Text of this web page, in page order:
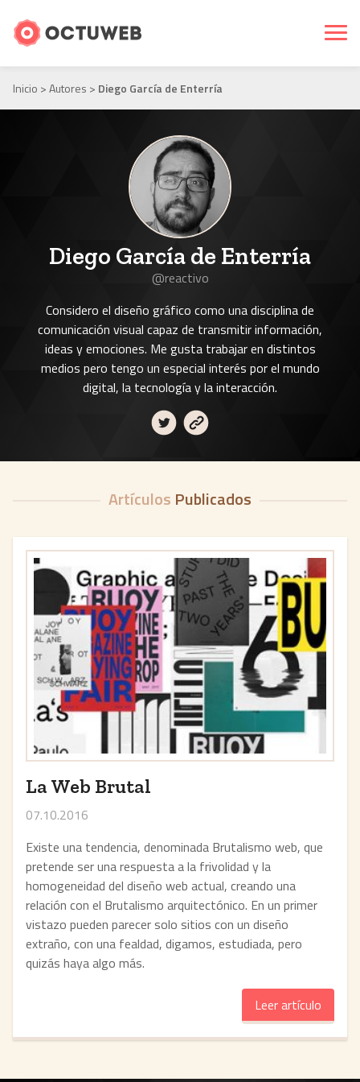
Inicio >Autores > Diego García de Enterría
Diego García de Enterría
@reactivo
Considero el diseño gráfico como una disciplina de
comunicación visual capaz de transmitir información,
ideas y emociones. Me gusta trabajar en distintos
medios pero tengo un especial interés por el mundo
digital, la tecnología y la interacción.
Artículos Publicados
La Web Brutal
07.10.2016
Existe una tendencia, denominada Brutalismo web, que
pretende ser una respuesta a la frivolidad y la
homogeneidad del diseño web actual, creando una
relación con el Brutalismo arquitectónico. En un primer
vistazo pueden parecer solo sitios con un diseño
extraño, con una fealdad, digamos, estudiada, pero
quizás haya algo más.
Leer artículo